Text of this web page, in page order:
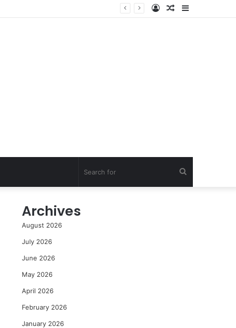
Sidebar
Random
Log
Archives
August 2026
July 2026
June 2026
May 2026
April 2026
February 2026
January 2026